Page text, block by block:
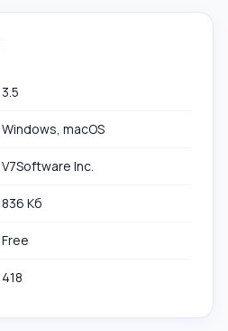
3.5
Windows, macOS
V7Software Inc.
836 Кб
Free
418